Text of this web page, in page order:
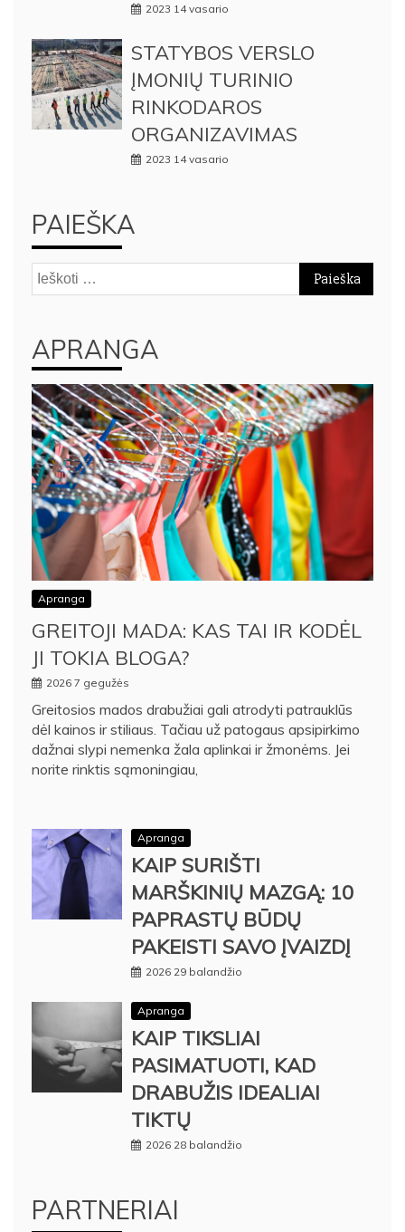
2023 14 vasario
STATYBOS VERSLO
ĮMONIŲ TURINIO
RINKODAROS
ORGANIZAVIMAS
2023 14 vasario
PAIEŠKA
Ieškoti:
APRANGA
Apranga
GREITOJI MADA: KAS TAI IR KODĖL
JI TOKIA BLOGA?
2026 7 gegužės
Greitosios mados drabužiai gali atrodyti patrauklūs
dėl kainos ir stiliaus. Tačiau už patogaus apsipirkimo
dažnai slypi nemenka žala aplinkai ir žmonėms. Jei
norite rinktis sąmoningiau,
Apranga
KAIP SURIŠTI
MARŠKINIŲ MAZGĄ: 10
PAPRASTŲ BŪDŲ
PAKEISTI SAVO ĮVAIZDĮ
2026 29 balandžio
Apranga
KAIP TIKSLIAI
PASIMATUOTI, KAD
DRABUŽIS IDEALIAI
TIKTŲ
2026 28 balandžio
PARTNERIAI